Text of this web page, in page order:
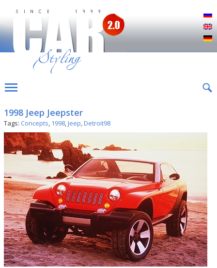
1998 Jeep Jeepster
Tags: Concepts, 1998,Jeep,Detroit98